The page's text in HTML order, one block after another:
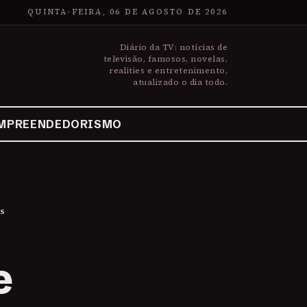
QUINTA-FEIRA, 06 DE AGOSTO DE 2026
Diário da TV: notícias de
televisão, famosos, novelas,
realities e entretenimento,
atualizado o dia todo.